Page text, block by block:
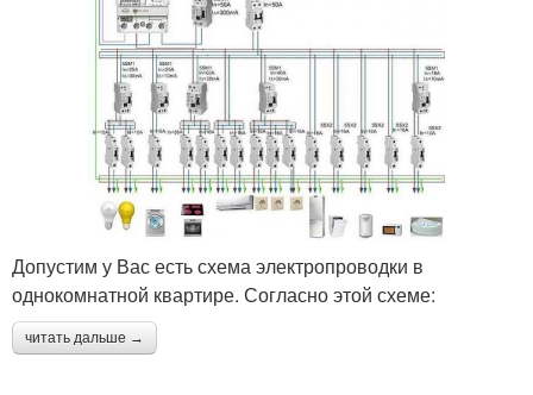
Допустим у Вас есть схема электропроводки в
однокомнатной квартире. Согласно этой схеме:
читать дальше →